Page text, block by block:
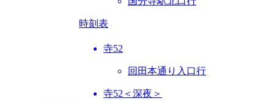
時刻表
寺52
回田本通り入口行
寺52＜深夜＞